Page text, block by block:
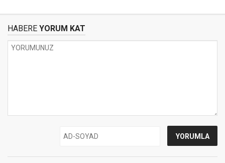
HABERE YORUM KAT